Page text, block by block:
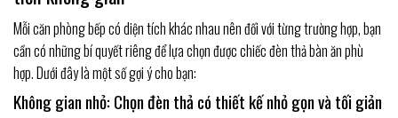
Mỗi căn phòng bếp có diện tích khác nhau nên đối với từng trường hợp, bạn
cần có những bí quyết riêng để lựa chọn được chiếc đèn thả bàn ăn phù
hợp. Dưới đây là một số gợi ý cho bạn:
Không gian nhỏ: Chọn đèn thả có thiết kế nhỏ gọn và tối giản